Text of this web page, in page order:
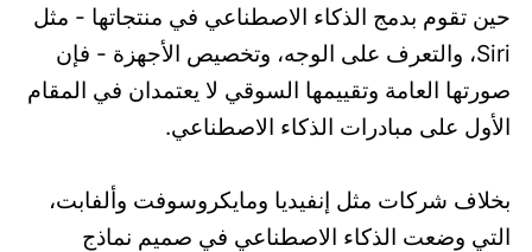
حين تقوم بدمج الذكاء الاصطناعي في منتجاتها - مثل
Siri، والتعرف على الوجه، وتخصيص الأجهزة - فإن
صورتها العامة وتقييمها السوقي لا يعتمدان في المقام
الأول على مبادرات الذكاء الاصطناعي.
بخلاف شركات مثل إنفيديا ومايكروسوفت وألفابت،
التي وضعت الذكاء الاصطناعي في صميم نماذج